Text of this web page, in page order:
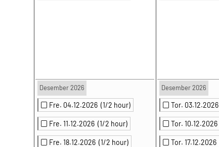
Desember 2026
Fre. 04.12.2026 (1/2 hour)
Fre. 11.12.2026 (1/2 hour)
Fre. 18.12.2026 (1/2 hour)
Desember 2026
Tor. 03.12.2026
Tor. 10.12.2026
Tor. 17.12.2026